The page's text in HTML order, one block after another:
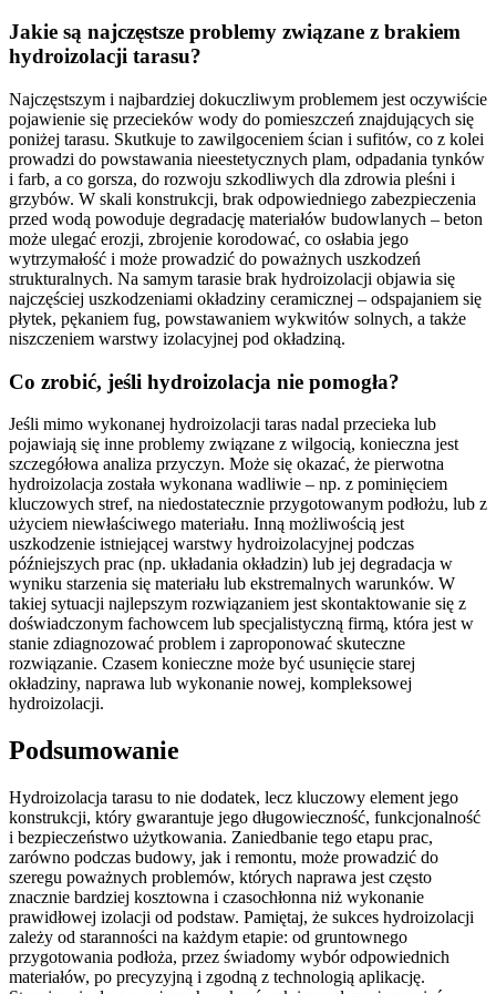
Jakie są najczęstsze problemy związane z brakiem
hydroizolacji tarasu?
Najczęstszym i najbardziej dokuczliwym problemem jest oczywiście
pojawienie się przecieków wody do pomieszczeń znajdujących się
poniżej tarasu. Skutkuje to zawilgoceniem ścian i sufitów, co z kolei
prowadzi do powstawania nieestetycznych plam, odpadania tynków
i farb, a co gorsza, do rozwoju szkodliwych dla zdrowia pleśni i
grzybów. W skali konstrukcji, brak odpowiedniego zabezpieczenia
przed wodą powoduje degradację materiałów budowlanych – beton
może ulegać erozji, zbrojenie korodować, co osłabia jego
wytrzymałość i może prowadzić do poważnych uszkodzeń
strukturalnych. Na samym tarasie brak hydroizolacji objawia się
najczęściej uszkodzeniami okładziny ceramicznej – odspajaniem się
płytek, pękaniem fug, powstawaniem wykwitów solnych, a także
niszczeniem warstwy izolacyjnej pod okładziną.
Co zrobić, jeśli hydroizolacja nie pomogła?
Jeśli mimo wykonanej hydroizolacji taras nadal przecieka lub
pojawiają się inne problemy związane z wilgocią, konieczna jest
szczegółowa analiza przyczyn. Może się okazać, że pierwotna
hydroizolacja została wykonana wadliwie – np. z pominięciem
kluczowych stref, na niedostatecznie przygotowanym podłożu, lub z
użyciem niewłaściwego materiału. Inną możliwością jest
uszkodzenie istniejącej warstwy hydroizolacyjnej podczas
późniejszych prac (np. układania okładzin) lub jej degradacja w
wyniku starzenia się materiału lub ekstremalnych warunków. W
takiej sytuacji najlepszym rozwiązaniem jest skontaktowanie się z
doświadczonym fachowcem lub specjalistyczną firmą, która jest w
stanie zdiagnozować problem i zaproponować skuteczne
rozwiązanie. Czasem konieczne może być usunięcie starej
okładziny, naprawa lub wykonanie nowej, kompleksowej
hydroizolacji.
Podsumowanie
Hydroizolacja tarasu to nie dodatek, lecz kluczowy element jego
konstrukcji, który gwarantuje jego długowieczność, funkcjonalność
i bezpieczeństwo użytkowania. Zaniedbanie tego etapu prac,
zarówno podczas budowy, jak i remontu, może prowadzić do
szeregu poważnych problemów, których naprawa jest często
znacznie bardziej kosztowna i czasochłonna niż wykonanie
prawidłowej izolacji od podstaw. Pamiętaj, że sukces hydroizolacji
zależy od staranności na każdym etapie: od gruntownego
przygotowania podłoża, przez świadomy wybór odpowiednich
materiałów, po precyzyjną i zgodną z technologią aplikację.